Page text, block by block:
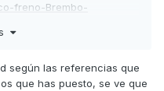
freno-Brembo-
según las referencias que
que has puesto, se ve que